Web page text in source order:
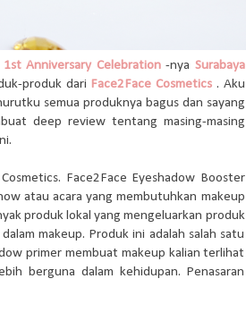
1st Anniversary Celebration-nya Surabaya
produk dari Face2Face Cosmetics . Aku
semua produknya bagus dan sayang
deep review tentang masing-masing
Face2Face Eyeshadow Booster
atau acara yang membutuhkan makeup
produk lokal yang mengeluarkan produk
makeup. Produk ini adalah salah satu
primer membuat makeup kalian terlihat
berguna dalam kehidupan. Penasaran